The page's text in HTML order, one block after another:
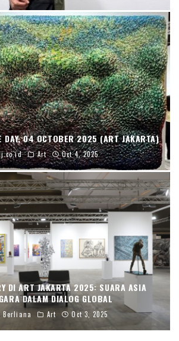
DAY, 04 OCTOBER 2025 (ART JAKARTA)
Art Oct 4, 2025
DI ART JAKARTA 2025: SUARA ASIA
DALAM DIALOG GLOBAL
Berliana Art Oct 3, 2025